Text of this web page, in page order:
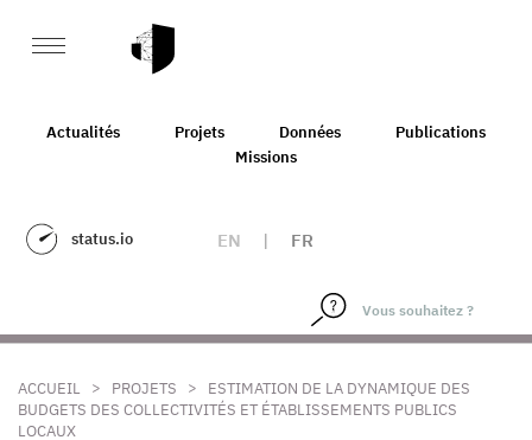
Actualités Projets Données
Publications
Missions
status.io EN | FR
ACCUEIL > PROJETS >
ESTIMATION DE LA DYNAMIQUE DES
BUDGETS DES COLLECTIVITÉS ET ÉTABLISSEMENTS PUBLICS
LOCAUX